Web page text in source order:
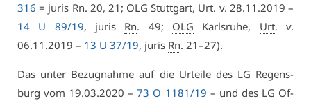
316 = ju­ris Rn. 20, 21; OLG Stutt­gart, Urt. v. 28.11.2019 –
14 U 89/19, ju­ris Rn. 49; OLG Karls­ru­he, Urt. v.
06.11.2019 – 13 U 37/19, ju­ris Rn. 21–27).
Das un­ter Be­zug­nah­me auf die Ur­tei­le des LG Re­gens­
burg vom 19.03.2020 –73 O 1181/19 – und des LG Of­